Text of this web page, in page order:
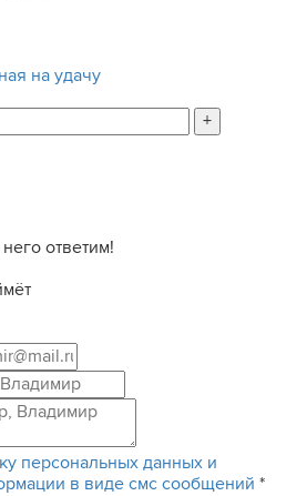
на удачу
+
ответим!
персональных данных и
в виде смс сообщений *